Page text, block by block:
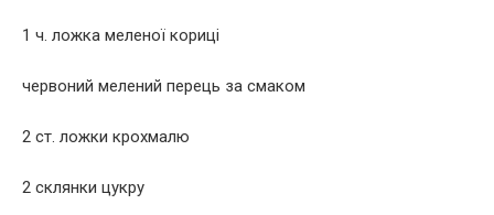
1 ч. ложка меленої кориці
червоний мелений перець за смаком
2 ст. ложки крохмалю
2 склянки цукру